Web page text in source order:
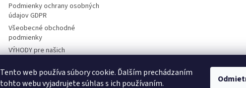
Tento web používa súbory cookie. Ďalším prechádzaním
tohto webu vyjadrujete súhlas s ich používaním.
Podmienky ochrany osobných
údajov GDPR
Všeobecné obchodné
podmienky
VÝHODY pre našich
KONTAKT